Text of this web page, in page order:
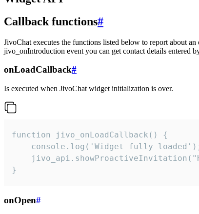
Callback functions#
JivoChat executes the functions listed below to report about
jivo_onIntroduction event you can get contact details entered
onLoadCallback#
Is executed when JivoChat widget initialization is over.
function jivo_onLoadCallback() {
console.log('Widget fully
}
onOpen#